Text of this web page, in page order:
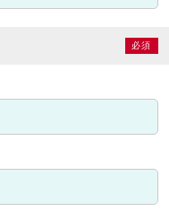
必須